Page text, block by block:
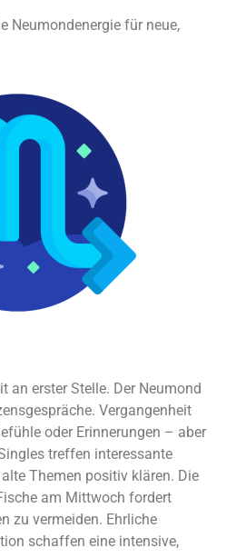
Neumondenergie für neue,
an erster Stelle. Der Neumond
Vergangenheit
oder Erinnerungen – aber
treffen interessante
Themen positiv klären. Die
am Mittwoch fordert
zu vermeiden. Ehrliche
schaffen eine intensive,